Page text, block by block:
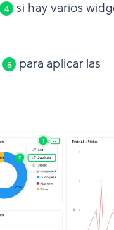
4
si hay varios
5
para aplicar las